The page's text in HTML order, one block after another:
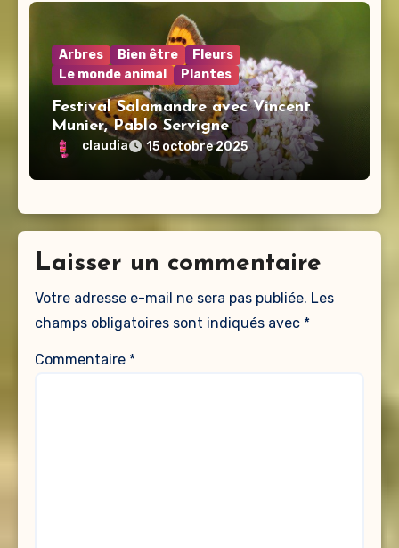
Arbres Bien être
Fleurs
Le monde animal
Plantes
Festival Salamandre avec Vincent
Munier, Pablo Servigne
claudia 15 octobre 2025
Laisser un commentaire
Votre adresse e-mail ne sera pas publiée. Les
champs obligatoires sont indiqués avec *
Commentaire *